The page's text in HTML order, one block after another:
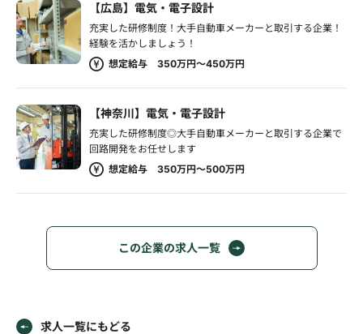
【広島】電気・電子設計
充実した研修制度！大手自動車メーカーと取引する企業！
経験を活かしましょう！
想定給与 350万円～450万円
【神奈川】電気・電子設計
充実した研修制度◎大手自動車メーカーと取引する企業で
回路開発をお任せします
想定給与 350万円～500万円
この企業の求人一覧
求人一覧にもどる